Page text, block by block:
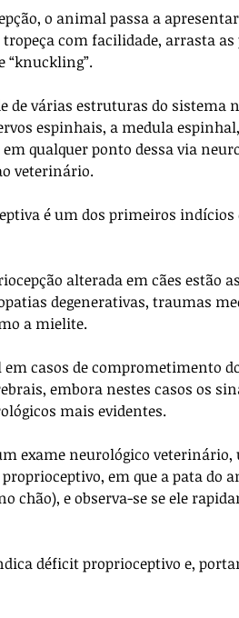
o animal passa a
com facilidade, arrasta
“knuckling”.
de várias estruturas do sistema
espinhais, a medula
qualquer ponto dessa via
veterinário.
é um dos primeiros indícios
alterada em cães estão
degenerativas, traumas
a mielite.
casos de comprometimento
embora nestes casos os
mais evidentes.
exame neurológico veterinário,
em que a pata do
chão), e observa-se se ele
déficit proprioceptivo e,